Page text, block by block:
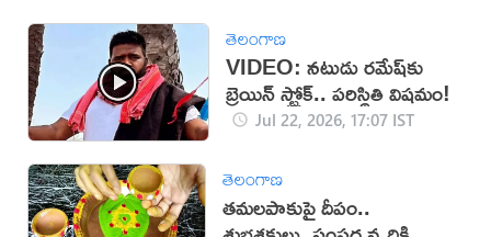
తెలంగాణ
VIDEO: నటుడు రమేష్‌‌కు
బ్రెయిన్ స్ట్రోక్.. పరిస్థితి విషమం!
Jul 22, 2026, 17:07 IST
తెలంగాణ
తమలపాకుపై దీపం..